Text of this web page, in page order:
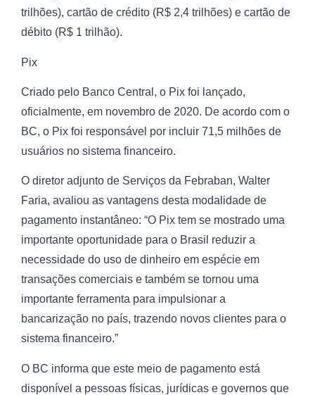
trilhões), cartão de crédito (R$ 2,4 trilhões) e cartão de
débito (R$ 1 trilhão).
Pix
Criado pelo Banco Central, o Pix foi lançado,
oficialmente, em novembro de 2020. De acordo com o
BC, o Pix foi responsável por incluir 71,5 milhões de
usuários no sistema financeiro.
O diretor adjunto de Serviços da Febraban, Walter
Faria, avaliou as vantagens desta modalidade de
pagamento instantâneo: “O Pix tem se mostrado uma
importante oportunidade para o Brasil reduzir a
necessidade do uso de dinheiro em espécie em
transações comerciais e também se tornou uma
importante ferramenta para impulsionar a
bancarização no país, trazendo novos clientes para o
sistema financeiro.”
O BC informa que este meio de pagamento está
disponível a pessoas físicas, jurídicas e governos que